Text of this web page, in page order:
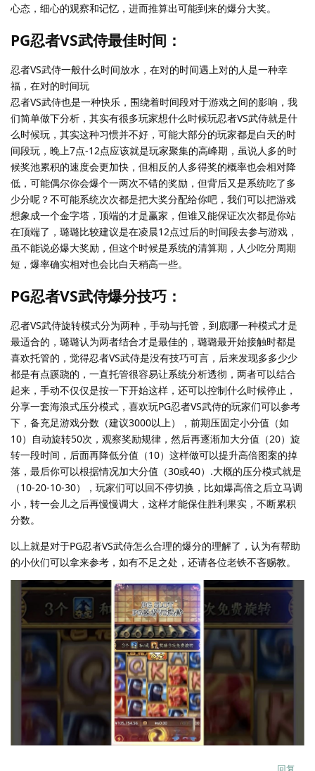
心态，细心的观察和记忆，进而推算出可能到来的爆分大奖。
PG忍者VS武侍最佳时间：
忍者VS武侍一般什么时间放水，在对的时间遇上对的人是一种幸
福，在对的时间玩
忍者VS武侍也是一种快乐，围绕着时间段对于游戏之间的影响，我
们简单做下分析，其实有很多玩家想什么时候玩忍者VS武侍就是什
么时候玩，其实这种习惯并不好，可能大部分的玩家都是白天的时
间段玩，晚上7点-12点应该就是玩家聚集的高峰期，虽说人多的时
候奖池累积的速度会更加快，但相反的人多得奖的概率也会相对降
低，可能偶尔你会爆个一两次不错的奖励，但背后又是系统吃了多
少分呢？不可能系统次次都是把大奖分配给你吧，我们可以把游戏
想象成一个金字塔，顶端的才是赢家，但谁又能保证次次都是你站
在顶端了，璐璐比较建议是在凌晨12点过后的时间段去参与游戏，
虽不能说必爆大奖励，但这个时候是系统的清算期，人少吃分周期
短，爆率确实相对也会比白天稍高一些。
PG忍者VS武侍爆分技巧：
忍者VS武侍旋转模式分为两种，手动与托管，到底哪一种模式才是
最适合的，璐璐认为两者结合才是最佳的，璐璐最开始接触时都是
喜欢托管的，觉得忍者VS武侍是没有技巧可言，后来发现多多少少
都是有点蹊跷的，一直托管很容易让系统分析透彻，两者可以结合
起来，手动不仅仅是按一下开始这样，还可以控制什么时候停止，
分享一套海浪式压分模式，喜欢玩PG忍者VS武侍的玩家们可以参考
下，备充足游戏分数（建议3000以上），前期压固定小分值（如
10）自动旋转50次，观察奖励规律，然后再逐渐加大分值（20）旋
转一段时间，后面再降低分值（10）这样做可以提升高倍图案的掉
落，最后你可以根据情况加大分值（30或40）.大概的压分模式就是
（10-20-10-30），玩家们可以回不停切换，比如爆高倍之后立马调
小，转一会儿之后再慢慢调大，这样才能保住胜利果实，不断累积
分数。
以上就是对于PG忍者VS武侍怎么合理的爆分的理解了，认为有帮助
的小伙们可以拿来参考，如有不足之处，还请各位老铁不吝赐教。